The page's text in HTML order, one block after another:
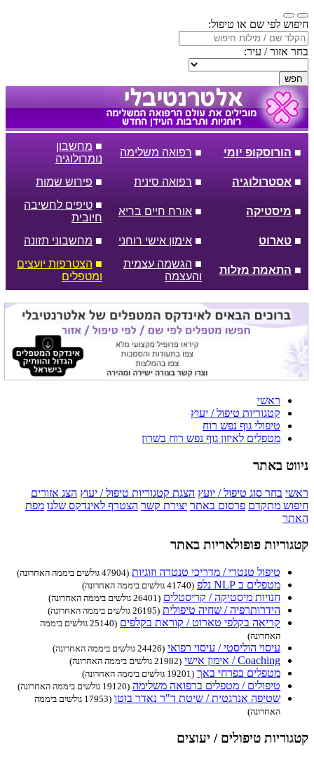
חיפוש לפי שם או טיפול:
בחר אזור / עיר:
חפש
■ הורוסקופ יומי ■ רפואה משלימה
■ מחשבון
נומרולוגיה
■ אסטרולוגיה ■ רפואה סינית ■ פירוש שמות
■ מיסטיקה ■ אורח חיים בריא
■ טיפים לחשיבה
חיובית
■ טארוט ■ אימון אישי רוחני ■ מחשבוני תזונה
■ התאמת מזלות
■ הגשמה עצמית
והעצמה
■ הצטרפות יועצים
ומטפלים
ראשי
קטגוריות טיפול / יעוץ
טיפולי גוף נפש רוח
מטפלים לאיזון גוף נפש רוח בשרון
ניווט באתר
ראשי בחר סוג טיפול / יועץ הצגת קטגוריות טיפול / יעוץ הצג אזורים
חיפוש מתקדם פרסום באתר יצירת קשר הצטרף לאינדקס שלנו מפת
האתר
קטגוריות פופולאריות באתר
טיפול טנטרי / מדריכי טנטרה וזוגיות (47904 גולשים ביממה האחרונה)
מטפלים ב NLP נלפ (41740 גולשים ביממה האחרונה)
חנויות מיסטיקה / קריסטלים (26401 גולשים ביממה האחרונה)
הידרותרפיה / שחיה טיפולית (26195 גולשים ביממה האחרונה)
קריאה בקלפי טארוט / קוראת בקלפים
(25140 גולשים ביממה
האחרונה)
עיסוי הוליסטי / עיסוי רפואי (24426 גולשים ביממה האחרונה)
Coaching / אימון אישי (21982 גולשים ביממה האחרונה)
מטפלים בפרחי באך (19201 גולשים ביממה האחרונה)
טיפולים / מטפלים ברפואה משלימה (19120 גולשים ביממה האחרונה)
שטיפה אנרגטית / שיטת ד"ר נאדר בוטו
(17953 גולשים ביממה
האחרונה)
קטגוריות טיפולים / יעוצים